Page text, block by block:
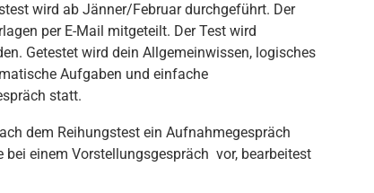
wird ab Jänner/Februar durchgeführt. Der
per E-Mail mitgeteilt. Der Test wird
Getestet wird dein Allgemeinwissen, logisches
Aufgaben und einfache
statt.
dem Reihungstest ein Aufnahmegespräch
einem Vorstellungsgespräch vor, bearbeitest